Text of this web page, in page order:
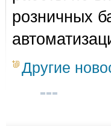
розничных
Другие